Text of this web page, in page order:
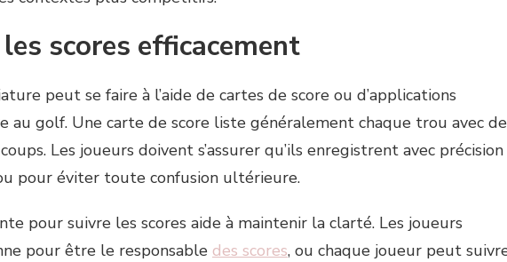
scores efficacement
peut se faire à l’aide de cartes de score ou d’applications
au golf. Une carte de score liste généralement chaque trou avec
Les joueurs doivent s’assurer qu’ils enregistrent avec précision
pour éviter toute confusion ultérieure.
pour suivre les scores aide à maintenir la clarté. Les joueurs
pour être le responsable des scores, ou chaque joueur peut